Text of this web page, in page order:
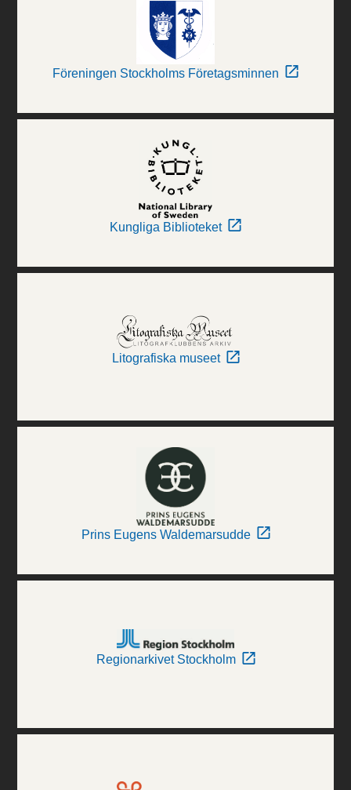
Föreningen Stockholms Företagsminnen
Kungliga Biblioteket
Litografiska museet
Prins Eugens Waldemarsudde
Regionarkivet Stockholm